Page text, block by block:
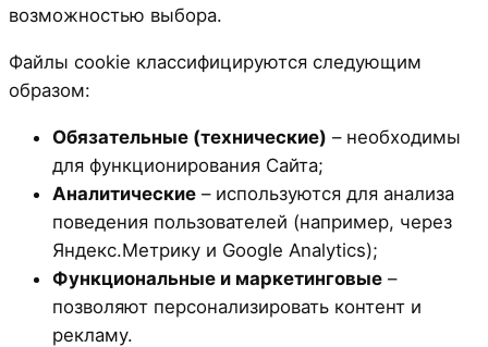
возможностью выбора.
Файлы cookie классифицируются следующим
образом:
Обязательные (технические) – необходимы
для функционирования Сайта;
Аналитические – используются для анализа
поведения пользователей (например, через
Яндекс.Метрику и Google Analytics);
Функциональные и маркетинговые –
позволяют персонализировать контент и
рекламу.